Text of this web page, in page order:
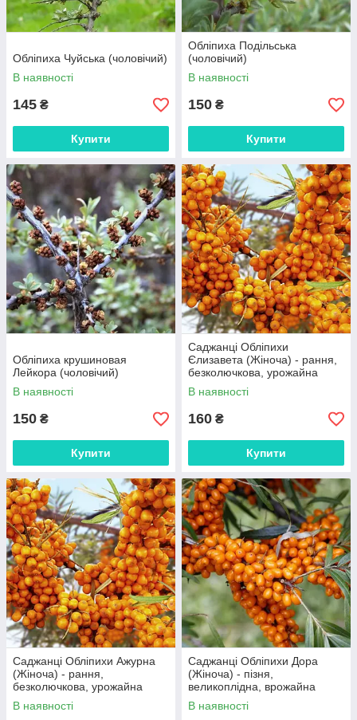
Обліпиха Чуйська (чоловічий)
В наявності
145 ₴
Купити
Обліпиха Подільська
(чоловічий)
В наявності
150 ₴
Купити
Обліпиха крушиновая
Лейкора (чоловічий)
В наявності
150 ₴
Купити
Саджанці Обліпихи
Єлизавета (Жіноча) - рання,
безколючкова, урожайна
В наявності
160 ₴
Купити
Саджанці Обліпихи Ажурна
(Жіноча) - рання,
безколючкова, урожайна
В наявності
Саджанці Обліпихи Дора
(Жіноча) - пізня,
великоплідна, врожайна
В наявності